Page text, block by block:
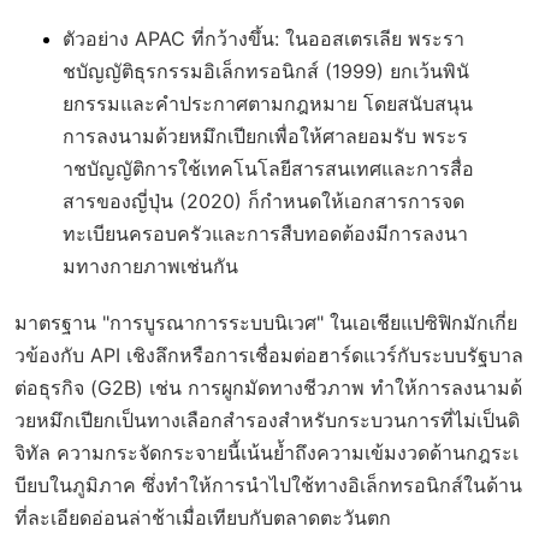
ตัวอย่าง APAC ที่กว้างขึ้น: ในออสเตรเลีย พระรา
ชบัญญัติธุรกรรมอิเล็กทรอนิกส์ (1999) ยกเว้นพินั
ยกรรมและคำประกาศตามกฎหมาย โดยสนับสนุน
การลงนามด้วยหมึกเปียกเพื่อให้ศาลยอมรับ พระร
าชบัญญัติการใช้เทคโนโลยีสารสนเทศและการสื่อ
สารของญี่ปุ่น (2020) ก็กำหนดให้เอกสารการจด
ทะเบียนครอบครัวและการสืบทอดต้องมีการลงนา
มทางกายภาพเช่นกัน
มาตรฐาน "การบูรณาการระบบนิเวศ" ในเอเชียแปซิฟิกมักเกี่ย
วข้องกับ API เชิงลึกหรือการเชื่อมต่อฮาร์ดแวร์กับระบบรัฐบาล
ต่อธุรกิจ (G2B) เช่น การผูกมัดทางชีวภาพ ทำให้การลงนามด้
วยหมึกเปียกเป็นทางเลือกสำรองสำหรับกระบวนการที่ไม่เป็นดิ
จิทัล ความกระจัดกระจายนี้เน้นย้ำถึงความเข้มงวดด้านกฎระเ
บียบในภูมิภาค ซึ่งทำให้การนำไปใช้ทางอิเล็กทรอนิกส์ในด้าน
ที่ละเอียดอ่อนล่าช้าเมื่อเทียบกับตลาดตะวันตก